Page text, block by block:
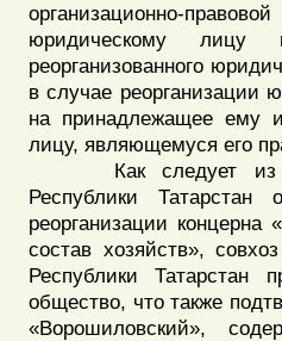
организационно-
юридическому лицу
реорганизованного
в случае реорганизации
на принадлежащее ему
лицу, являющемуся его
Как следует из
Республики
реорганизации
состав хозяйств»,
Республики Татарстан
общество, что также
«Ворошиловский»,